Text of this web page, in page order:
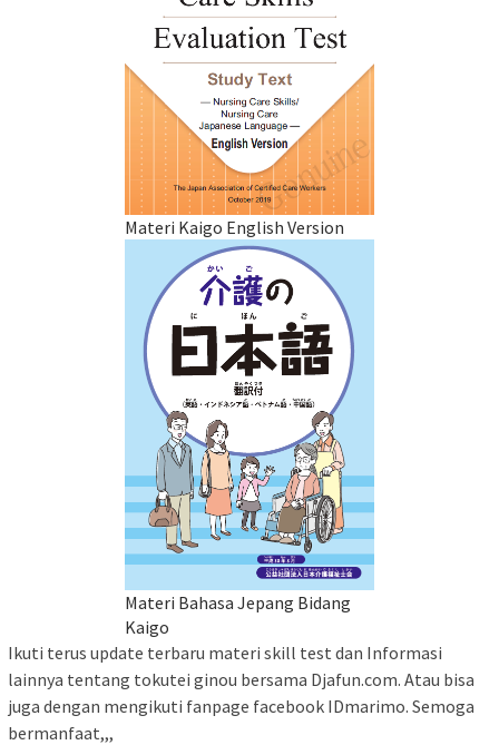
Materi Kaigo English Version
Materi Bahasa Jepang Bidang
Kaigo
Ikuti terus update terbaru materi skill test dan Informasi
lainnya tentang tokutei ginou bersama Djafun.com. Atau bisa
juga dengan mengikuti fanpage facebook IDmarimo. Semoga
bermanfaat,,,